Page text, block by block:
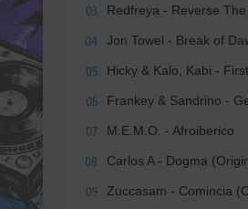
03 Redfreya - Reverse
04 Jon Towel - Break of
05 Hicky & Kalo, Kabi -
06 Frankey & Sandrino -
07 M.E.M.O. - Afroiberico
08 Carlos A - Dogma
09 Zuccasam - Comincia